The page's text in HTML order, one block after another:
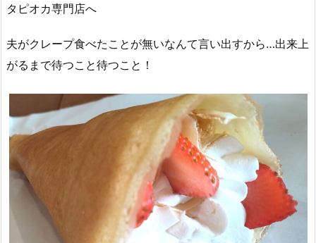
タピオカ専門店へ
夫がクレープ食べたことが無いなんて言い出すから…出来上
がるまで待つこと待つこと！